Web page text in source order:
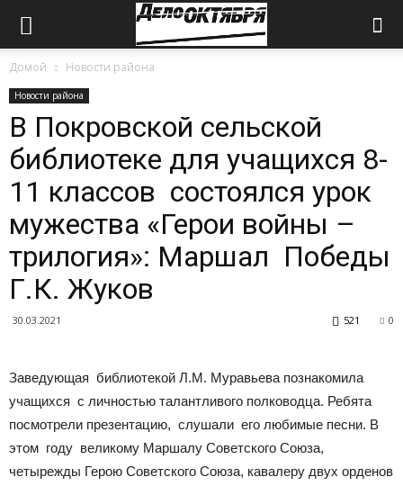
Домой Новости района
Новости района
В Покровской сельской
библиотеке для учащихся 8-
11 классов состоялся урок
мужества «Герои войны –
трилогия»: Маршал Победы
Г.К. Жуков
30.03.2021 0
521
Заведующая библиотекой Л.М. Муравьева познакомила
учащихся с личностью талантливого полководца. Ребята
посмотрели презентацию, слушали его любимые песни. В
этом году великому Маршалу Советского Союза,
четырежды Герою Советского Союза, кавалеру двух орденов